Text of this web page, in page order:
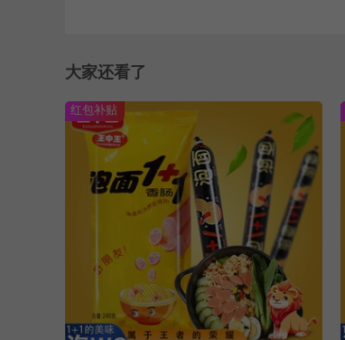
大家还看了
红包补贴